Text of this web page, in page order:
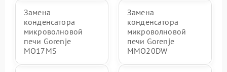
Замена
конденсатора
микроволновой
печи Gorenje
MO17MS
Замена
конденсатора
микроволновой
печи Gorenje
MMO20DW